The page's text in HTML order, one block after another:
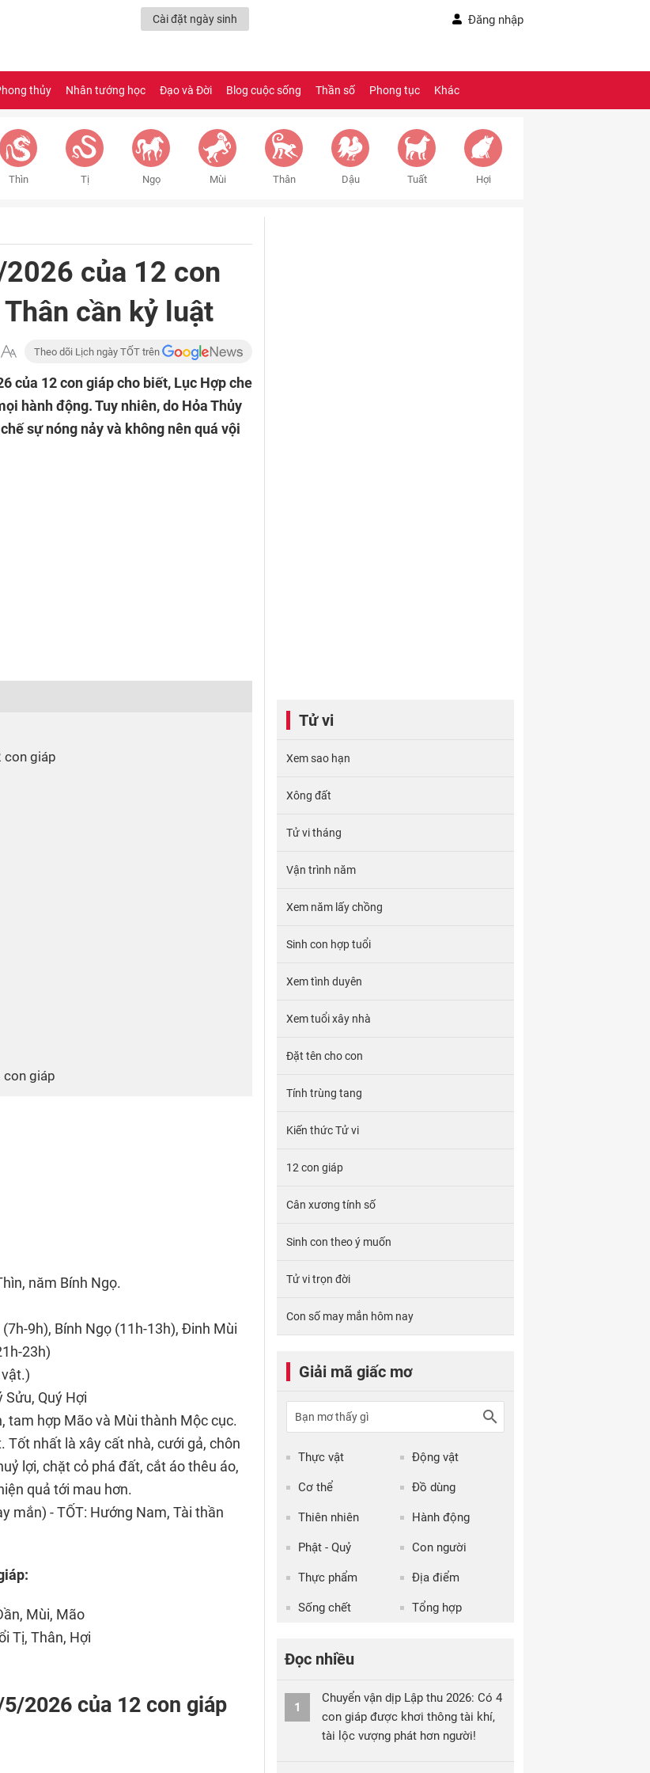
Cài đặt ngày sinh Đăng nhập
thủy Nhân tướng học Đạo và Đời Blog cuộc sống Thần số Phong tục Khác
Thìn Tị Ngọ Mùi Thân Dậu Tuất Hợi
của 12 con
cần kỷ luật
Theo dõi Lịch ngày TỐT trên
của 12 con giáp cho biết, Lục Hợp che
hành động. Tuy nhiên, do Hỏa Thủy
sự nóng nảy và không nên quá vội
con giáp
giáp
năm Bính Ngọ.
9h), Bính Ngọ (11h-13h), Đinh Mùi
23h)
Sửu, Quý Hợi
tam hợp Mão và Mùi thành Mộc cục.
Tốt nhất là xây cất nhà, cưới gả, chôn
lợi, chặt cỏ phá đất, cắt áo thêu áo,
quả tới mau hơn.
mắn) - TỐT: Hướng Nam, Tài thần
Mùi, Mão
Tị, Thân, Hợi
2026 của 12 con giáp
Tử vi
Xem sao hạn
Xông đất
Tử vi tháng
Vận trình năm
Xem năm lấy chồng
Sinh con hợp tuổi
Xem tình duyên
Xem tuổi xây nhà
Đặt tên cho con
Tính trùng tang
Kiến thức Tử vi
12 con giáp
Cân xương tính số
Sinh con theo ý muốn
Tử vi trọn đời
Con số may mắn hôm nay
Giải mã giấc mơ
Thực vật Động vật
Cơ thể Đồ dùng
Thiên nhiên Hành động
Phật - Quỷ Con người
Thực phẩm Địa điểm
Sống chết Tổng hợp
Đọc nhiều
1
Chuyển vận dịp Lập thu 2026: Có 4
con giáp được khơi thông tài khí,
tài lộc vượng phát hơn người!